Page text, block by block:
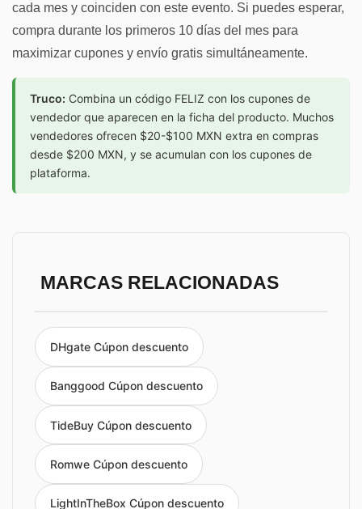
cada mes y coinciden con este evento. Si puedes esperar,
compra durante los primeros 10 días del mes para
maximizar cupones y envío gratis simultáneamente.
Truco: Combina un código FELIZ con los cupones de
vendedor que aparecen en la ficha del producto. Muchos
vendedores ofrecen $20-$100 MXN extra en compras
desde $200 MXN, y se acumulan con los cupones de
plataforma.
MARCAS RELACIONADAS
DHgate Cúpon descuento
Banggood Cúpon descuento
TideBuy Cúpon descuento
Romwe Cúpon descuento
LightInTheBox Cúpon descuento